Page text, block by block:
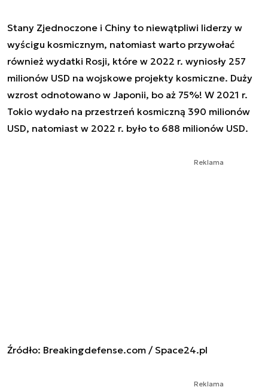
Stany Zjednoczone i Chiny to niewątpliwi liderzy w
wyścigu kosmicznym, natomiast warto przywołać
również wydatki Rosji, które w 2022 r. wyniosły 257
milionów USD na wojskowe projekty kosmiczne. Duży
wzrost odnotowano w Japonii, bo aż 75%! W 2021 r.
Tokio wydało na przestrzeń kosmiczną 390 milionów
USD, natomiast w 2022 r. było to 688 milionów USD.
Reklama
Źródło: Breakingdefense.com / Space24.pl
Reklama